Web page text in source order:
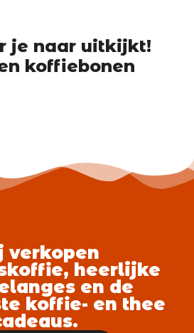
je naar uitkijkt!
koffiebonen
verkopen
heerlijke
en de
koffie- en thee